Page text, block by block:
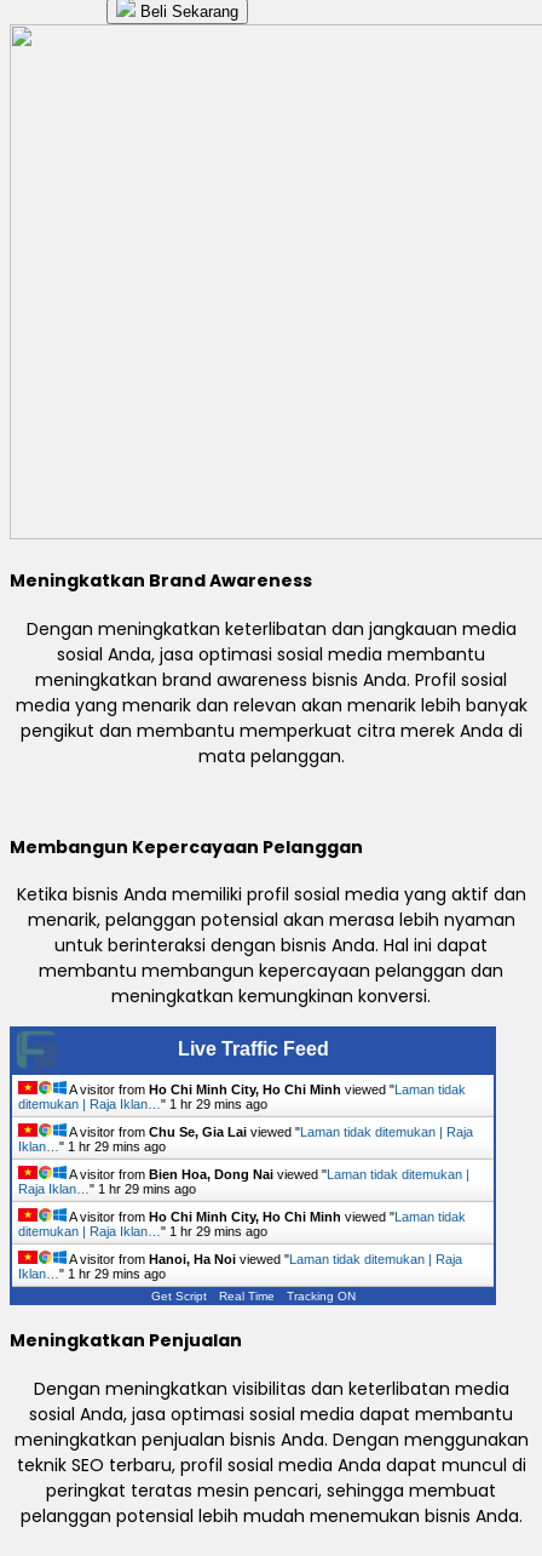
Beli Sekarang
Meningkatkan Brand Awareness
Dengan meningkatkan keterlibatan dan jangkauan media
sosial Anda, jasa optimasi sosial media membantu
meningkatkan brand awareness bisnis Anda. Profil sosial
media yang menarik dan relevan akan menarik lebih banyak
pengikut dan membantu memperkuat citra merek Anda di
mata pelanggan.
Membangun Kepercayaan Pelanggan
Ketika bisnis Anda memiliki profil sosial media yang aktif dan
menarik, pelanggan potensial akan merasa lebih nyaman
untuk berinteraksi dengan bisnis Anda. Hal ini dapat
membantu membangun kepercayaan pelanggan dan
meningkatkan kemungkinan konversi.
Live Traffic Feed
A visitor from Ho Chi Minh City, Ho Chi Minh viewed " Laman tidak
ditemukan | Raja Iklan… " 1 hr 29 mins ago
A visitor from Chu Se, Gia Lai viewed " Laman tidak ditemukan | Raja
Iklan… " 1 hr 29 mins ago
A visitor from Bien Hoa, Dong Nai viewed " Laman tidak ditemukan |
Raja Iklan… " 1 hr 29 mins ago
A visitor from Ho Chi Minh City, Ho Chi Minh viewed " Laman tidak
ditemukan | Raja Iklan… " 1 hr 29 mins ago
A visitor from Hanoi, Ha Noi viewed " Laman tidak ditemukan | Raja
Iklan… " 1 hr 29 mins ago
Get Script Real Time Tracking ON
Meningkatkan Penjualan
Dengan meningkatkan visibilitas dan keterlibatan media
sosial Anda, jasa optimasi sosial media dapat membantu
meningkatkan penjualan bisnis Anda. Dengan menggunakan
teknik SEO terbaru, profil sosial media Anda dapat muncul di
peringkat teratas mesin pencari, sehingga membuat
pelanggan potensial lebih mudah menemukan bisnis Anda.